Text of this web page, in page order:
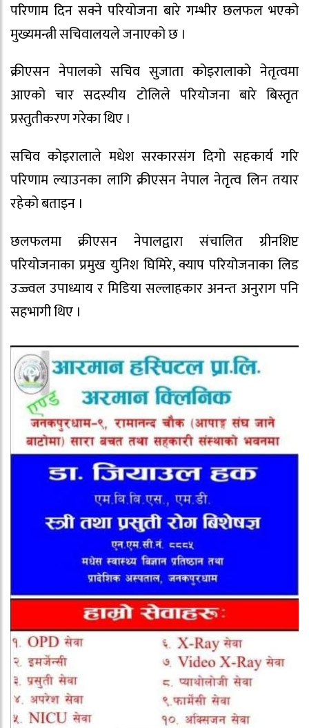
परिणाम दिन सक्ने परियोजना बारे गम्भीर छलफल भएको
मुख्यमन्त्री सचिवालयले जनाएको छ ।
क्रीएसन नेपालको सचिव सुजाता कोइरालाको नेतृत्वमा
आएको चार सदस्यीय टोलिले परियोजना बारे बिस्तृत
प्रस्तुतीकरण गरेका थिए ।
सचिव कोइरालाले मधेश सरकारसंग दिगो सहकार्य गरि
परिणाम ल्याउनका लागि क्रीएसन नेपाल नेतृत्व लिन तयार
रहेको बताइन ।
छलफलमा क्रीएसन नेपालद्वारा संचालित ग्रीनशिप्ट
परियोजनाका प्रमुख युनिश घिमिरे, क्याप परियोजनाका लिड
उज्ज्वल उपाध्याय र मिडिया सल्लाहकार अनन्त अनुराग पनि
सहभागी थिए ।